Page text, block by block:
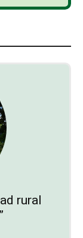
rural